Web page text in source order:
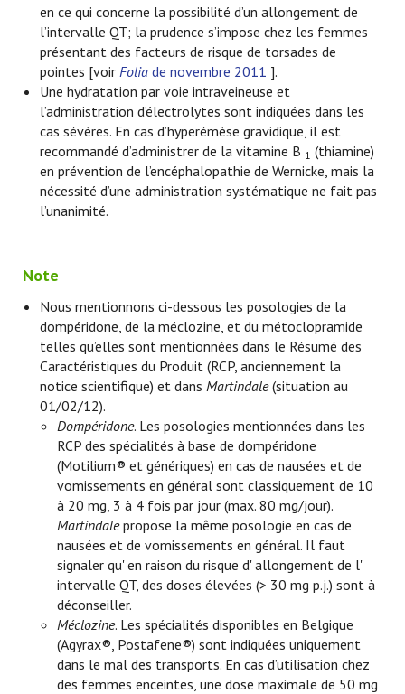
en ce qui concerne la possibilité d’un allongement de
l’intervalle QT; la prudence s’impose chez les femmes
présentant des facteurs de risque de torsades de
pointes [voirFolia de novembre 2011 ].
Une hydratation par voie intraveineuse et
l’administration d’électrolytes sont indiquées dans les
cas sévères. En cas d’hyperémèse gravidique, il est
recommandé d’administrer de la vitamine B 1 (thiamine)
en prévention de l’encéphalopathie de Wernicke, mais la
nécessité d’une administration systématique ne fait pas
l’unanimité.
Note
Nous mentionnons ci-dessous les posologies de la
dompéridone, de la méclozine, et du métoclopramide
telles qu’elles sont mentionnées dans le Résumé des
Caractéristiques du Produit (RCP, anciennement la
notice scientifique) et dansMartindale(situation au
01/02/12).
Dompéridone. Les posologies mentionnées dans les
RCP des spécialités à base de dompéridone
(Motilium® et génériques) en cas de nausées et de
vomissements en général sont classiquement de 10
à 20 mg, 3 à 4 fois par jour (max. 80 mg/jour).
Martindalepropose la même posologie en cas de
nausées et de vomissements en général. Il faut
signaler qu' en raison du risque d' allongement de l'
intervalle QT, des doses élevées (> 30 mg p.j.) sont à
déconseiller.
Méclozine. Les spécialités disponibles en Belgique
(Agyrax®, Postafene®) sont indiquées uniquement
dans le mal des transports. En cas d’utilisation chez
des femmes enceintes, une dose maximale de 50 mg